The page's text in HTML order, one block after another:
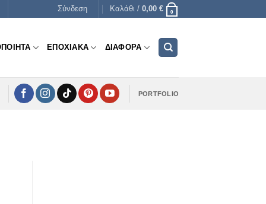
Σύνδεση Καλάθι / 0,00 € 0
ΕΠΟΧΙΑΚΑ ΔΙΑΦΟΡΑ
PORTFOLIO